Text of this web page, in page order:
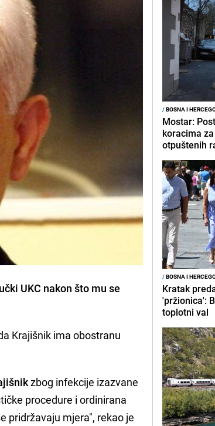
UKC nakon što mu se
Krajišnik ima obostranu
zbog infekcije izazvane
procedure i ordinirana
pridržavaju mjera", rekao je
/BOSNA I
Mostar:
koracima
otpuštenih
/BOSNA I
Kratak
'pržionica':
toplotni val